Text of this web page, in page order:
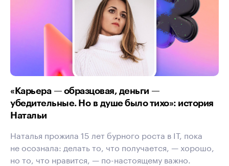
«Карьера — образцовая, деньги —
убедительные. Но в душе было тихо»: история
Натальи
Наталья прожила 15 лет бурного роста в IT, пока
не осознала: делать то, что получается, — хорошо,
но то, что нравится, — по-настоящему важно.